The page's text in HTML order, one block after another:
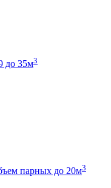
до 35м3
парных до 20м3